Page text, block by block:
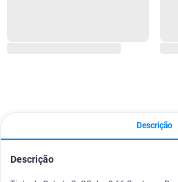
Descrição
Descrição